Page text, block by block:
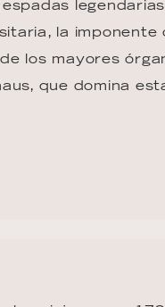
la imponente
los mayores
que domina